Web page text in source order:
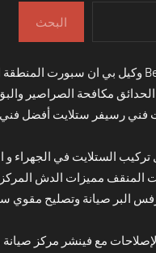
البحث
مكافحة الصراصير
فني رسيفر ستلايت أفضل
الستلايت في الجهراء و
المنقف مميزات الدش
البر صيانة وتصليح مقوي
مع فينشر مركز